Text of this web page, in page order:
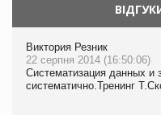
Виктория Резник
22 серпня 2014 (16:50:06)
Систематизация данных
систематично.Тренинг